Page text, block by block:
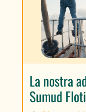
La nostra
Sumud